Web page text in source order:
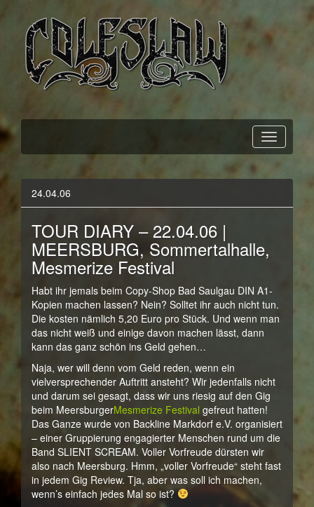
Coleslaw
24.04.06
TOUR DIARY – 22.04.06 |
MEERSBURG, Sommertalhalle,
Mesmerize Festival
Habt ihr jemals beim Copy-Shop Bad Saulgau DIN A1-
Kopien machen lassen? Nein? Solltet ihr auch nicht tun.
Die kosten nämlich 5,20 Euro pro Stück. Und wenn man
das nicht weiß und einige davon machen lässt, dann
kann das ganz schön ins Geld gehen…
Naja, wer will denn vom Geld reden, wenn ein
vielversprechender Auftritt ansteht? Wir jedenfalls nicht
und darum sei gesagt, dass wir uns riesig auf den Gig
beim MeersburgerMesmerize Festival gefreut hatten!
Das Ganze wurde von Backline Markdorf e.V. organisiert
– einer Gruppierung engagierter Menschen rund um die
Band SLIENT SCREAM. Voller Vorfreude dürsten wir
also nach Meersburg. Hmm, „voller Vorfreude“ steht fast
in jedem Gig Review. Tja, aber was soll ich machen,
wenn’s einfach jedes Mal so ist?